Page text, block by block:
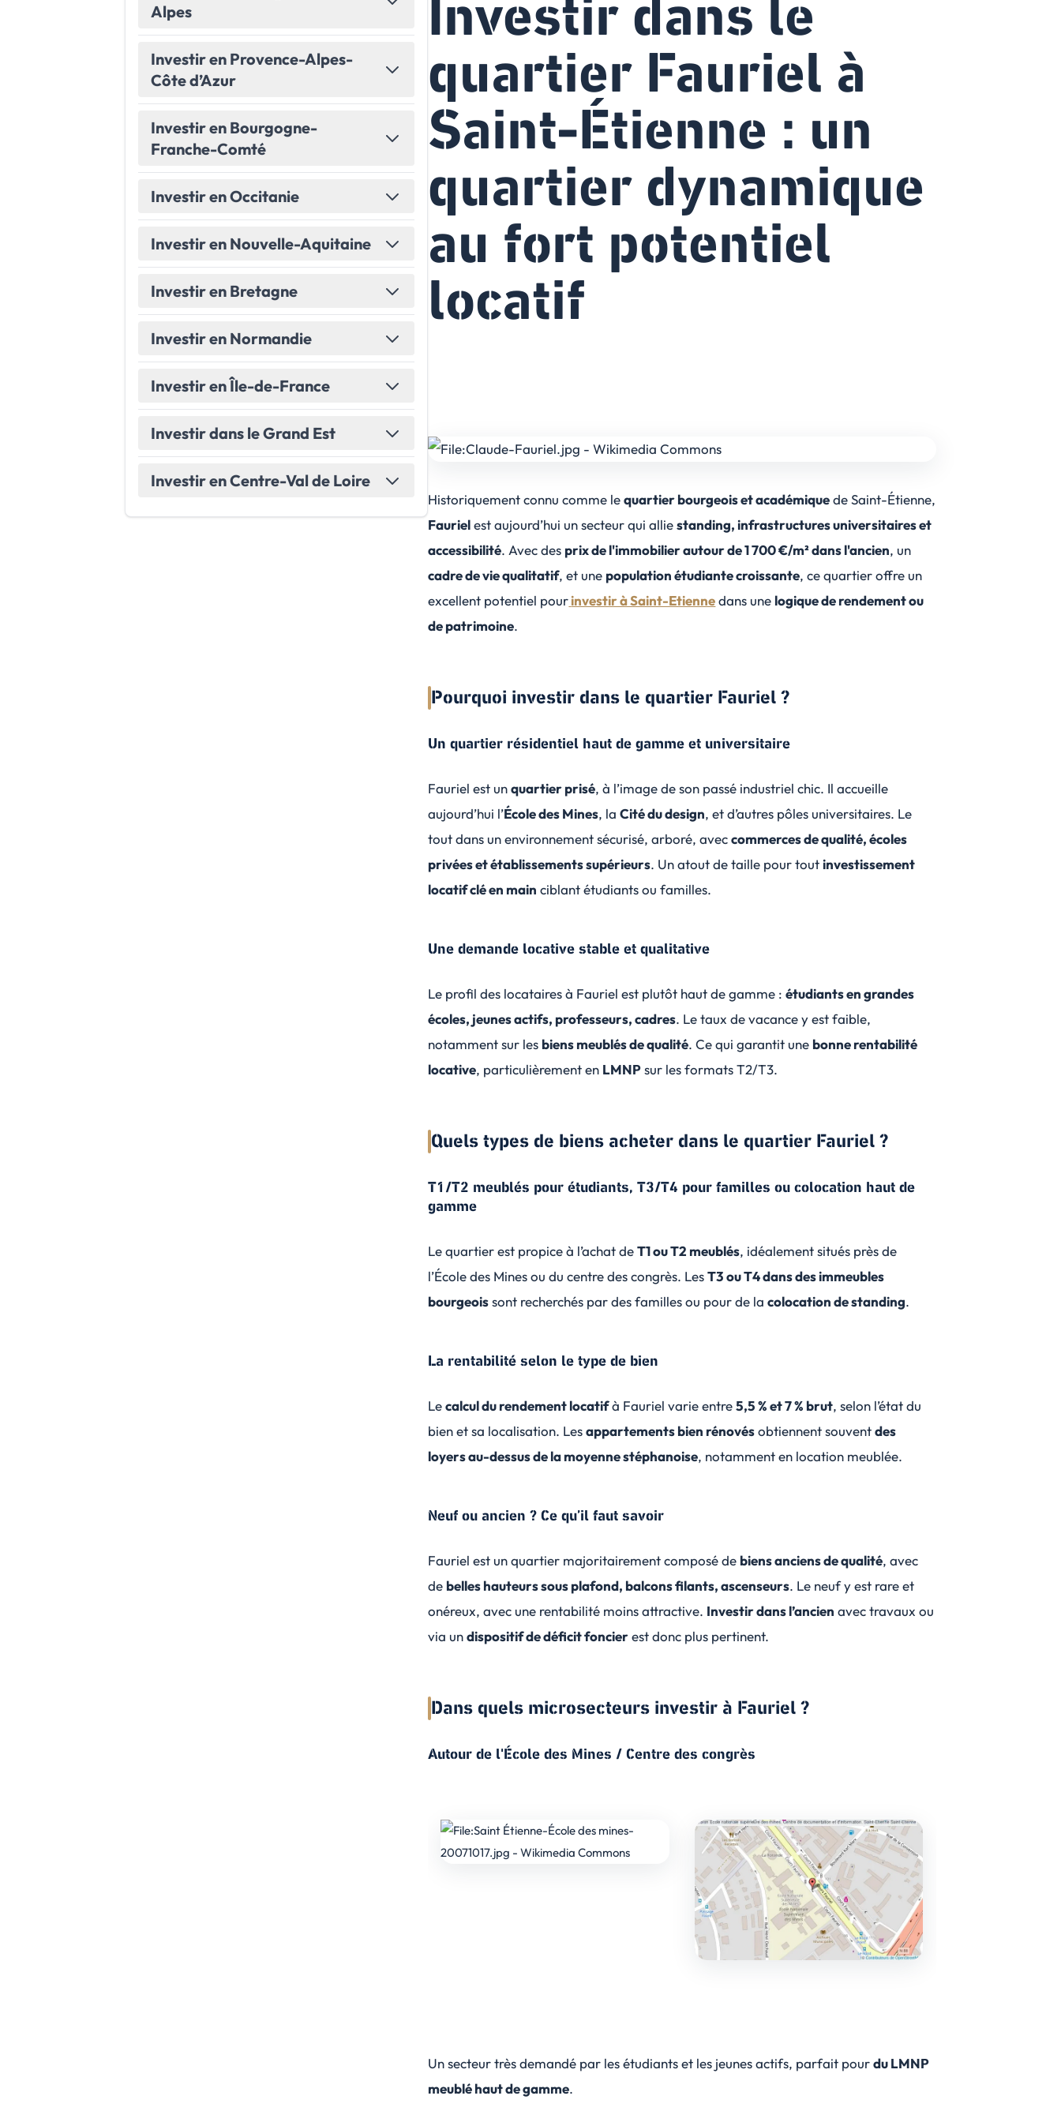
Toutes les villes→
États-Unis
Amérique du Nord
Toutes les destinations →
Alpes
Investir en Provence-Alpes-
Côte d’Azur
Investir en Bourgogne-
Franche-Comté
Investir en Occitanie
Investir en Nouvelle-Aquitaine
Investir en Bretagne
Investir en Normandie
Investir en Île-de-France
Investir dans le Grand Est
Investir en Centre-Val de Loire
Investir dans le
quartier Fauriel à
Saint-Étienne : un
quartier dynamique
au fort potentiel
locatif
Historiquement connu comme lequartier bourgeois et académiquede Saint-Étienne,
Faurielest aujourd’hui un secteur qui alliestanding, infrastructures universitaires et
accessibilité. Avec des prix de l'immobilier autour de 1 700 €/m² dans l'ancien, un
cadre de vie qualitatif, et une population étudiante croissante, ce quartier offre un
excellent potentiel pourinvestir à Saint-Etiennedans une logique de rendement ou
de patrimoine.
Pourquoi investir dans le quartier Fauriel ?
Un quartier résidentiel haut de gamme et universitaire
Fauriel est unquartier prisé, à l’image de son passé industriel chic. Il accueille
aujourd’hui l’École des Mines, laCité du design, et d’autres pôles universitaires. Le
tout dans un environnement sécurisé, arboré, aveccommerces de qualité, écoles
privées et établissements supérieurs. Un atout de taille pour toutinvestissement
locatif clé en main ciblant étudiants ou familles.
Une demande locative stable et qualitative
Le profil des locataires à Fauriel est plutôt haut de gamme :étudiants en grandes
écoles, jeunes actifs, professeurs, cadres. Le taux de vacance y est faible,
notamment sur les biens meublés de qualité. Ce qui garantit une bonne rentabilité
locative, particulièrement en LMNPsur les formats T2/T3.
Quels types de biens acheter dans le quartier Fauriel ?
T1/T2 meublés pour étudiants, T3/T4 pour familles ou colocation haut de
gamme
Le quartier est propice à l’achat deT1 ou T2 meublés, idéalement situés près de
l’École des Mines ou du centre des congrès. LesT3 ou T4 dans des immeubles
bourgeoissont recherchés par des familles ou pour de lacolocation de standing.
La rentabilité selon le type de bien
Lecalcul durendement locatifà Fauriel varie entre5,5 % et 7 % brut, selon l’état du
bien et sa localisation. Lesappartements bien rénovésobtiennent souventdes
loyers au-dessus de la moyenne stéphanoise, notamment en location meublée.
Neuf ou ancien ? Ce qu’il faut savoir
Fauriel est un quartier majoritairement composé de biens anciens de qualité, avec
de belles hauteurs sous plafond, balcons filants, ascenseurs. Le neuf y est rare et
onéreux, avec une rentabilité moins attractive. Investir dans l’ancien avec travaux ou
via undispositif de déficit foncierest donc plus pertinent.
Dans quels microsecteurs investir à Fauriel ?
Autour de l'École des Mines / Centre des congrès
Un secteur très demandé par les étudiants et les jeunes actifs, parfait pourdu LMNP
meublé haut de gamme.